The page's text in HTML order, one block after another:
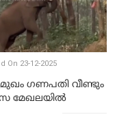
On 23-12-2025
ഗണപതി വീണ്ടും
മേഖലയിൽ